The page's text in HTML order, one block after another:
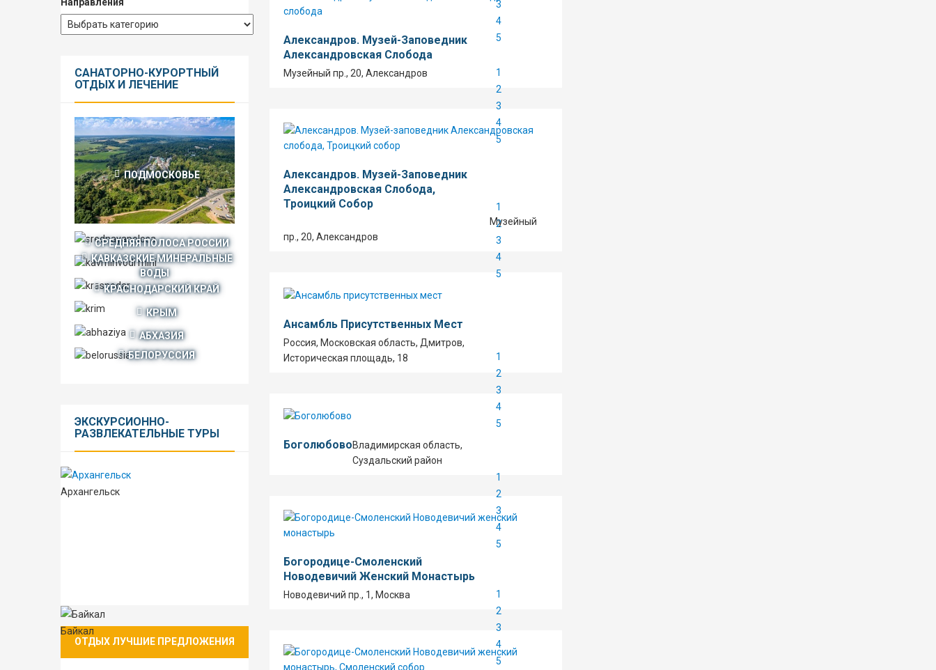
3
4
5
Александров. Музей-Заповедник
Александровская Слобода
1
2
3
4
5
Музейный пр., 20, Александров
Александров. Музей-Заповедник
Александровская Слобода,
Троицкий Собор
1
2
3
4
5
Музейный
пр., 20, Александров
Ансамбль Присутственных Мест
1
2
3
4
5
Россия, Московская область, Дмитров,
Историческая площадь, 18
Боголюбово
1
2
3
4
5
Владимирская область,
Суздальский район
Богородице-Смоленский
Новодевичий Женский Монастырь
1
2
3
4
5
Новодевичий пр., 1, Москва
САНАТОРНО-КУРОРТНЫЙ
ОТДЫХ И ЛЕЧЕНИЕ
ПОДМОСКОВЬЕ
СРЕДНЯЯ ПОЛОСА РОССИИ
КАВКАЗСКИЕ МИНЕРАЛЬНЫЕ
ВОДЫ
КРАСНОДАРСКИЙ КРАЙ
КРЫМ
АБХАЗИЯ
БЕЛОРУССИЯ
ЭКСКУРСИОННО-
РАЗВЛЕКАТЕЛЬНЫЕ ТУРЫ
Архангельск
Байкал
ОТДЫХ ЛУЧШИЕ ПРЕДЛОЖЕНИЯ